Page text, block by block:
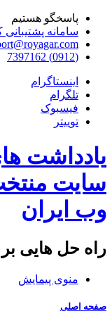
پاسخگو هستیم
سامانه پشتیبانی
(0912) 7397162
اینستاگرام
تلگرام
فیسبوک
توییتر
یادداشت
سایت
وب ایران
راه حل هایی
منوی پیمایش
صفحه اصلی